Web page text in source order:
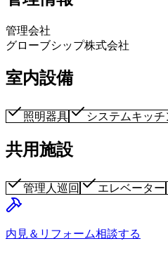
管理会社
グローブシップ株式会社
室内設備
照明器具 システムキッチ
共用施設
管理人巡回 エレベーター
内見＆リフォーム相談する